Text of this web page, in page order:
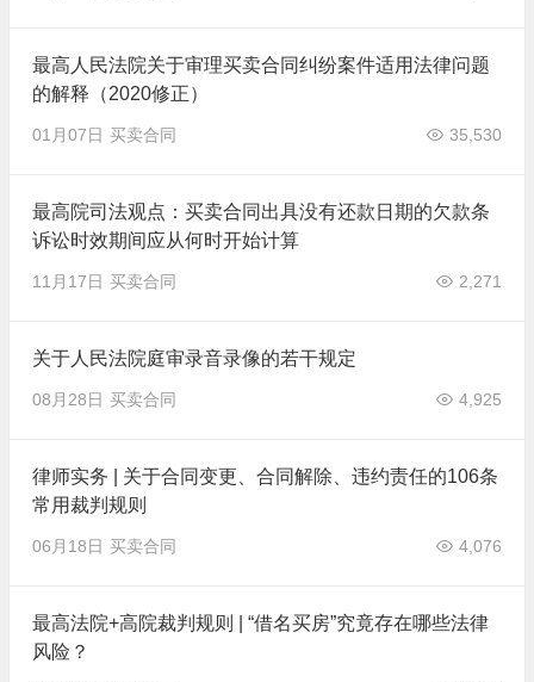
最高人民法院关于审理买卖合同纠纷案件适用法律问题
的解释（2020修正）
01月07日 买卖合同 35,530
最高院司法观点：买卖合同出具没有还款日期的欠款条
诉讼时效期间应从何时开始计算
11月17日 买卖合同 2,271
关于人民法院庭审录音录像的若干规定
08月28日 买卖合同 4,925
律师实务 | 关于合同变更、合同解除、违约责任的106条
常用裁判规则
06月18日 买卖合同 4,076
最高法院+高院裁判规则 | “借名买房”究竟存在哪些法律
风险？